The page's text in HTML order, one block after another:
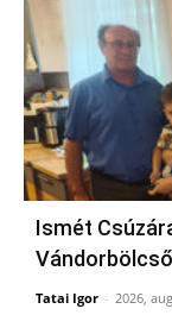
Ismét
Vándorbölcső
Tatai Igor - 2026,